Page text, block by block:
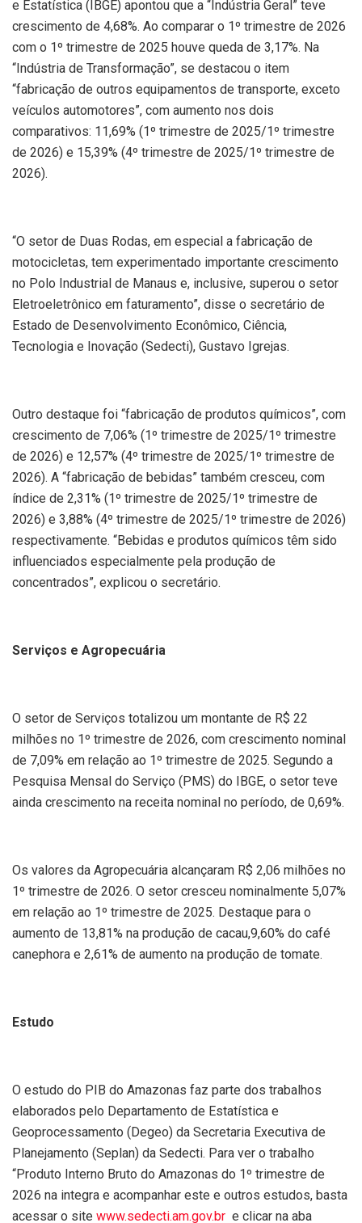
e Estatística (IBGE) apontou que a “Indústria Geral” teve
crescimento de 4,68%. Ao comparar o 1º trimestre de 2026
com o 1º trimestre de 2025 houve queda de 3,17%. Na
“Indústria de Transformação”, se destacou o item
“fabricação de outros equipamentos de transporte, exceto
veículos automotores”, com aumento nos dois
comparativos: 11,69% (1º trimestre de 2025/1º trimestre
de 2026) e 15,39% (4º trimestre de 2025/1º trimestre de
2026).
“O setor de Duas Rodas, em especial a fabricação de
motocicletas, tem experimentado importante crescimento
no Polo Industrial de Manaus e, inclusive, superou o setor
Eletroeletrônico em faturamento”, disse o secretário de
Estado de Desenvolvimento Econômico, Ciência,
Tecnologia e Inovação (Sedecti), Gustavo Igrejas.
Outro destaque foi “fabricação de produtos químicos”, com
crescimento de 7,06% (1º trimestre de 2025/1º trimestre
de 2026) e 12,57% (4º trimestre de 2025/1º trimestre de
2026). A “fabricação de bebidas” também cresceu, com
índice de 2,31% (1º trimestre de 2025/1º trimestre de
2026) e 3,88% (4º trimestre de 2025/1º trimestre de 2026)
respectivamente. “Bebidas e produtos químicos têm sido
influenciados especialmente pela produção de
concentrados”, explicou o secretário.
Serviços e Agropecuária
O setor de Serviços totalizou um montante de R$ 22
milhões no 1º trimestre de 2026, com crescimento nominal
de 7,09% em relação ao 1º trimestre de 2025. Segundo a
Pesquisa Mensal do Serviço (PMS) do IBGE, o setor teve
ainda crescimento na receita nominal no período, de 0,69%.
Os valores da Agropecuária alcançaram R$ 2,06 milhões no
1º trimestre de 2026. O setor cresceu nominalmente 5,07%
em relação ao 1º trimestre de 2025. Destaque para o
aumento de 13,81% na produção de cacau,9,60% do café
canephora e 2,61% de aumento na produção de tomate.
Estudo
O estudo do PIB do Amazonas faz parte dos trabalhos
elaborados pelo Departamento de Estatística e
Geoprocessamento (Degeo) da Secretaria Executiva de
Planejamento (Seplan) da Sedecti. Para ver o trabalho
“Produto Interno Bruto do Amazonas do 1º trimestre de
2026 na integra e acompanhar este e outros estudos, basta
acessar o site www.sedecti.am.gov.br e clicar na aba